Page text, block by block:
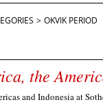
> OKVIK PERIOD
the